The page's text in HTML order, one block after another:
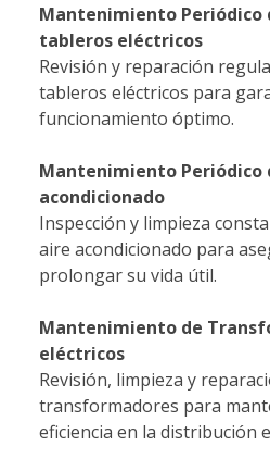
Mantenimiento Periódico
tableros eléctricos
Revisión y reparación
tableros eléctricos para
funcionamiento óptimo.
Mantenimiento Periódico
acondicionado
Inspección y limpieza
aire acondicionado para
prolongar su vida útil.
Mantenimiento de
eléctricos
Revisión, limpieza y
transformadores para
eficiencia en la distribución